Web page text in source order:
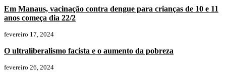
Em Manaus, vacinação contra dengue para crianças de 10 e 11
anos começa dia 22/2
fevereiro 17, 2024
O ultraliberalismo facista e o aumento da pobreza
fevereiro 26, 2024